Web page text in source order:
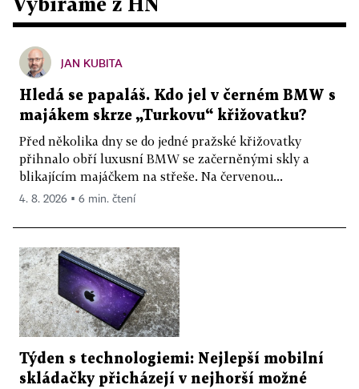
JAN KUBITA
Hledá se papaláš. Kdo jel v černém BMW s
majákem skrze „Turkovu“ křižovatku?
Před několika dny se do jedné pražské křižovatky
přihnalo obří luxusní BMW se začerněnými skly a
blikajícím majáčkem na střeše. Na červenou...
4. 8. 2026 ▪ 6 min. čtení
Týden s technologiemi: Nejlepší mobilní
skládačky přicházejí v nejhorší možné